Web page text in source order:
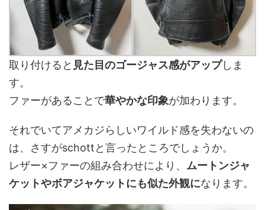
取り付けると 見た目のゴージャス感がアップしま
す。
ファーがあることで華やかな印象が加わります。
それでいてアメカジらしいワイルド感を失わないの
は、さすがschottと言ったところでしょうか。
レザー×ファーの組み合わせにより、 ムートンジャ
ケットやボアジャケットにも似た外観になります。